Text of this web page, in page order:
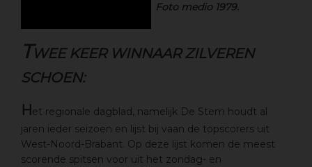
Foto medio 1979.
T WEE KEER WINNAAR ZILVEREN
SCHOEN:
H et regionale dagblad, namelijk De Stem houdt al
jaren ieder seizoen en lijst bij vaan de topscorers uit
West-Noord-Brabant. Op deze lijst komen de meest
scorende spitsen voor uit het zondag- en